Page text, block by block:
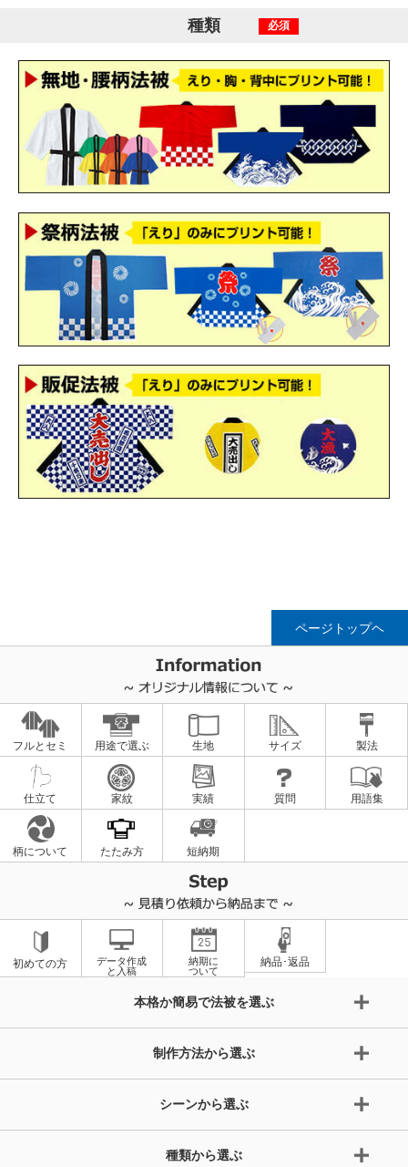
種類 必須
ページトップヘ
フルとセミ 用途で選ぶ 生地 サイズ 製法
仕立て 家紋 実績 質問 用語集
柄について たたみ方 短納期
初めての方
データ作成
と入稿
納期に
ついて
納品･返品
本格か簡易で法被を選ぶ
制作方法から選ぶ
シーンから選ぶ
種類から選ぶ